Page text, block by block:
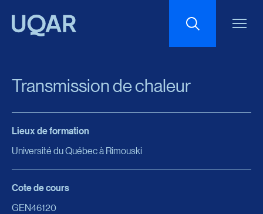
Espacement du texte
Transmission de chaleur
Lieux de formation
Université du Québec à Rimouski
Cote de cours
GEN46120